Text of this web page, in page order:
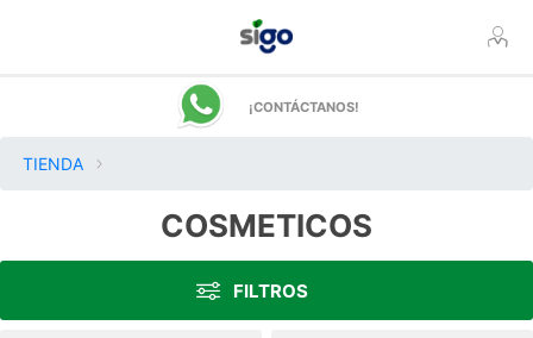
¡CONTÁCTANOS!
TIENDA
COSMETICOS
FILTROS